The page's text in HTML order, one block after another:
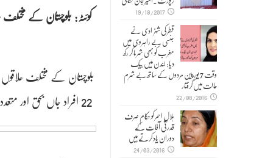
کوئٹہ:
بلوچستان کے مختلف
22 افراد جاں بحق اور متعدد زخمی ہوگئے جب کہ متاثرہ علاقوں میں امدادی کارروائیاں شروع کردی گئی ہیں۔
19/10/2017
قطر کی شہزادی نے
جنسی بے راہروی میں
مغرب کو بھی شرما کر رکھ
دیا: لندن میں بیک
وقت 7 یورپین مردوں کے ساتھ بے شرم
حالت میں گرفتار
22/08/2016
ہلالِ احمر کو حکام صرف
قدرتی آفات کے
دوران یاد کرتے ہیں
24/03/2016